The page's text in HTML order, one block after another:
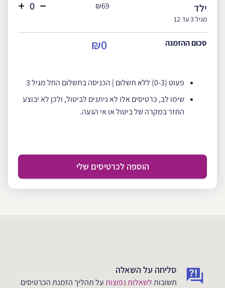
ילד
מגיל 3 עד 12
₪69
סכום ההזמנה ₪0
פעוט (0-3) ללא תשלום | הכניסה בתשלום החל מגיל 3
שימו לב, כרטיסים אלו לא ניתנים לביטול, ולכן לא יבוצע
החזר במקרה של ביטול או אי הגעה.
הוספה לכרטיסים שלי
סליחה על השאלה
תשובותלשאלות נפוצותעל תהליך הזמנת הכרטיסים